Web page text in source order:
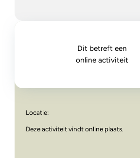
Dit betreft een
online activiteit
Overleg Vaksectie
Locatie:
Deze activiteit vindt online plaats.